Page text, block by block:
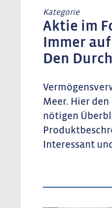
Kategorie
Aktie im
Immer
Den
Meer. Hier
nötigen
Interessant